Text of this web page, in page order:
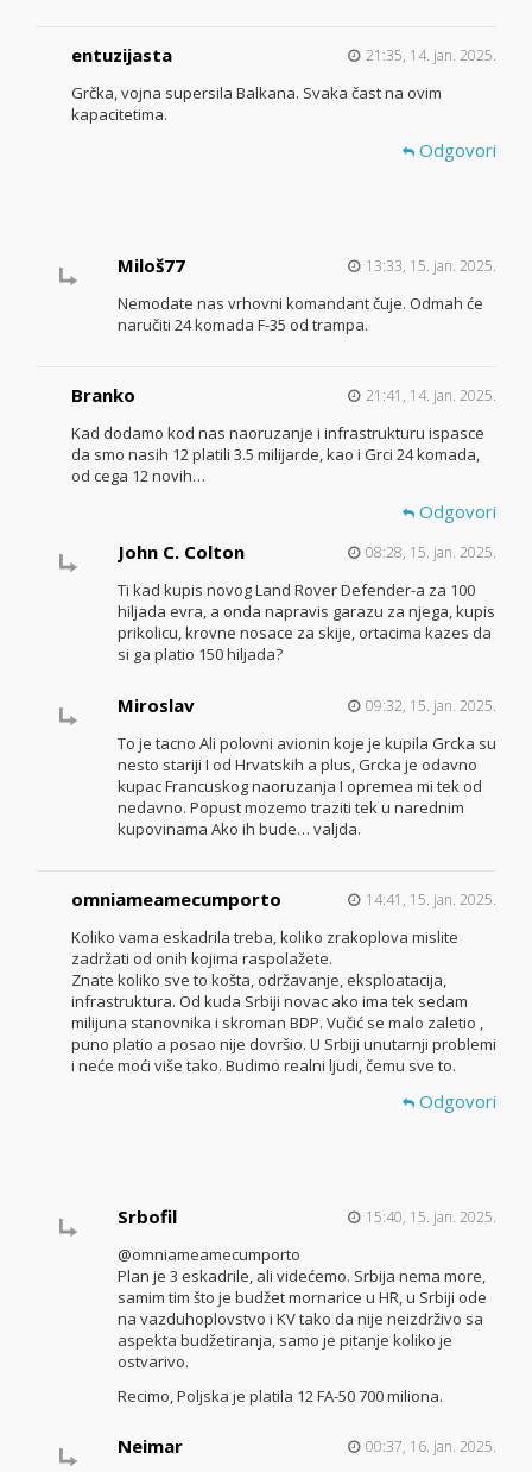
entuzijasta 21:35, 14. jan. 2025.
Grčka, vojna supersila Balkana. Svaka čast na ovim
kapacitetima.
Odgovori
Miloš77 13:33, 15. jan. 2025.
Nemodate nas vrhovni komandant čuje. Odmah će
naručiti 24 komada F-35 od trampa.
Branko 21:41, 14. jan. 2025.
Kad dodamo kod nas naoruzanje i infrastrukturu ispasce
da smo nasih 12 platili 3.5 milijarde, kao i Grci 24 komada,
od cega 12 novih…
Odgovori
John C. Colton
08:28, 15. jan. 2025.
Ti kad kupis novog Land Rover Defender-a za 100
hiljada evra, a onda napravis garazu za njega, kupis
prikolicu, krovne nosace za skije, ortacima kazes da
si ga platio 150 hiljada?
Miroslav 09:32, 15. jan. 2025.
To je tacno Ali polovni avionin koje je kupila Grcka su
nesto stariji I od Hrvatskih a plus, Grcka je odavno
kupac Francuskog naoruzanja I opremea mi tek od
nedavno. Popust mozemo traziti tek u narednim
kupovinama Ako ih bude… valjda.
omniameamecumporto 14:41, 15. jan. 2025.
Koliko vama eskadrila treba, koliko zrakoplova mislite
zadržati od onih kojima raspolažete.
Znate koliko sve to košta, održavanje, eksploatacija,
infrastruktura. Od kuda Srbiji novac ako ima tek sedam
milijuna stanovnika i skroman BDP. Vučić se malo zaletio ,
puno platio a posao nije dovršio. U Srbiji unutarnji problemi
i neće moći više tako. Budimo realni ljudi, čemu sve to.
Odgovori
Srbofil 15:40, 15. jan. 2025.
@omniameamecumporto
Plan je 3 eskadrile, ali videćemo. Srbija nema more,
samim tim što je budžet mornarice u HR, u Srbiji ode
na vazduhoplovstvo i KV tako da nije neizdrživo sa
aspekta budžetiranja, samo je pitanje koliko je
ostvarivo.
Recimo, Poljska je platila 12 FA-50 700 miliona.
Neimar 00:37, 16. jan. 2025.